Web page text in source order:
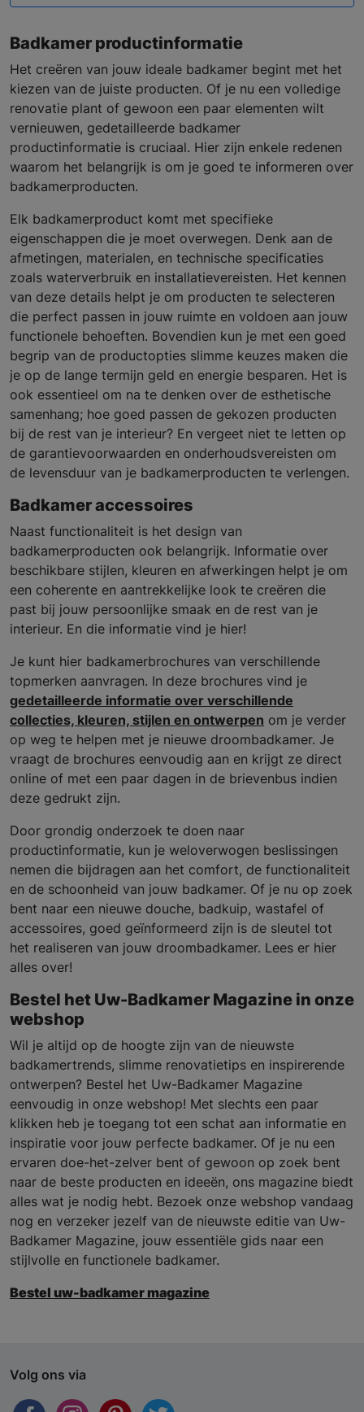
Badkamer productinformatie
Het creëren van jouw ideale badkamer begint met het
kiezen van de juiste producten. Of je nu een volledige
renovatie plant of gewoon een paar elementen wilt
vernieuwen, gedetailleerde badkamer
productinformatie is cruciaal. Hier zijn enkele redenen
waarom het belangrijk is om je goed te informeren over
badkamerproducten.
Elk badkamerproduct komt met specifieke
eigenschappen die je moet overwegen. Denk aan de
afmetingen, materialen, en technische specificaties
zoals waterverbruik en installatievereisten. Het kennen
van deze details helpt je om producten te selecteren
die perfect passen in jouw ruimte en voldoen aan jouw
functionele behoeften. Bovendien kun je met een goed
begrip van de productopties slimme keuzes maken die
je op de lange termijn geld en energie besparen. Het is
ook essentieel om na te denken over de esthetische
samenhang; hoe goed passen de gekozen producten
bij de rest van je interieur? En vergeet niet te letten op
de garantievoorwaarden en onderhoudsvereisten om
de levensduur van je badkamerproducten te verlengen.
Badkamer accessoires
Naast functionaliteit is het design van
badkamerproducten ook belangrijk. Informatie over
beschikbare stijlen, kleuren en afwerkingen helpt je om
een coherente en aantrekkelijke look te creëren die
past bij jouw persoonlijke smaak en de rest van je
interieur. En die informatie vind je hier!
Je kunt hier badkamerbrochures van verschillende
topmerken aanvragen. In deze brochures vind je
gedetailleerde informatie over verschillende
collecties, kleuren, stijlen en ontwerpen om je verder
op weg te helpen met je nieuwe droombadkamer. Je
vraagt de brochures eenvoudig aan en krijgt ze direct
online of met een paar dagen in de brievenbus indien
deze gedrukt zijn.
Door grondig onderzoek te doen naar
productinformatie, kun je weloverwogen beslissingen
nemen die bijdragen aan het comfort, de functionaliteit
en de schoonheid van jouw badkamer. Of je nu op zoek
bent naar een nieuwe douche, badkuip, wastafel of
accessoires, goed geïnformeerd zijn is de sleutel tot
het realiseren van jouw droombadkamer. Lees er hier
alles over!
Bestel het Uw-Badkamer Magazine in onze
webshop
Wil je altijd op de hoogte zijn van de nieuwste
badkamertrends, slimme renovatietips en inspirerende
ontwerpen? Bestel het Uw-Badkamer Magazine
eenvoudig in onze webshop! Met slechts een paar
klikken heb je toegang tot een schat aan informatie en
inspiratie voor jouw perfecte badkamer. Of je nu een
ervaren doe-het-zelver bent of gewoon op zoek bent
naar de beste producten en ideeën, ons magazine biedt
alles wat je nodig hebt. Bezoek onze webshop vandaag
nog en verzeker jezelf van de nieuwste editie van Uw-
Badkamer Magazine, jouw essentiële gids naar een
stijlvolle en functionele badkamer.
Bestel uw-badkamer magazine
Volg ons via